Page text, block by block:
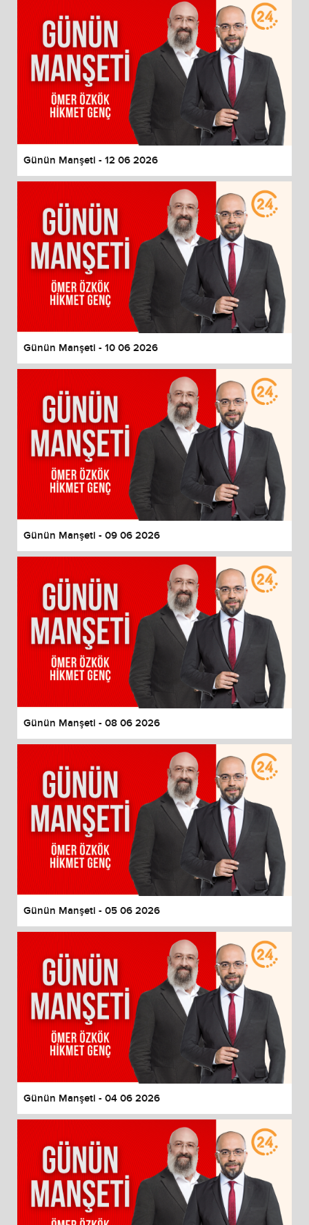
Günün Manşeti - 12 06 2026
Günün Manşeti - 10 06 2026
Günün Manşeti - 09 06 2026
Günün Manşeti - 08 06 2026
Günün Manşeti - 05 06 2026
Günün Manşeti - 04 06 2026